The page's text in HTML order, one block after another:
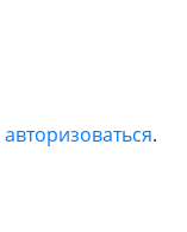
авторизоваться.